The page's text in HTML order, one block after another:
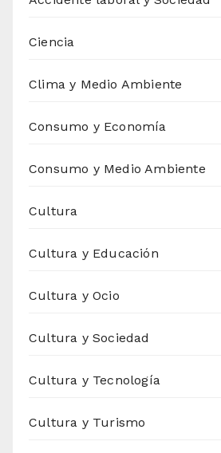
Ciencia
Clima y Medio Ambiente
Consumo y Economía
Consumo y Medio Ambiente
Cultura
Cultura y Educación
Cultura y Ocio
Cultura y Sociedad
Cultura y Tecnología
Cultura y Turismo